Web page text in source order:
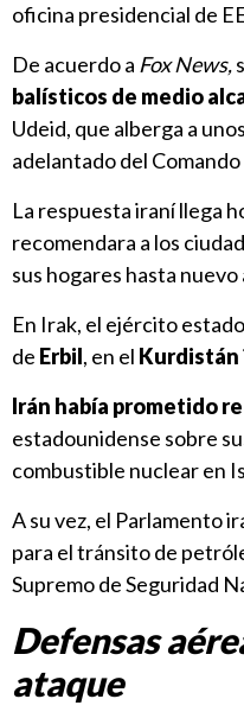
oficina presidencial de
De acuerdo a Fox News,
balísticos de medio
Udeid, que alberga a
adelantado del
La respuesta iraní llega
recomendara a los
sus hogares hasta nuevo
En Irak, el ejército
de Erbil, en el Kurdistán
Irán había prometido
estadounidense sobre
combustible nuclear en
A su vez, el Parlamento
para el tránsito de
Supremo de Seguridad
Defensas
ataque